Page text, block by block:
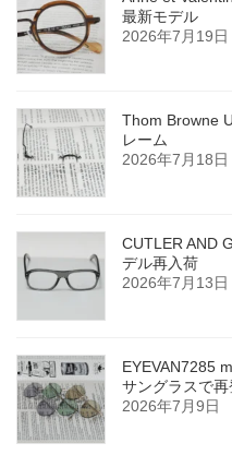
最新モデル
2026年7月19日
Thom Browne
レーム
2026年7月18日
CUTLER AND
デル再入荷
2026年7月13日
EYEVAN7285
サングラスで再
2026年7月9日